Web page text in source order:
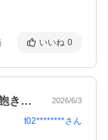
いいね 0
色や大きさは予想通りで良かった。飽きの… 2026/6/3
t02********さん